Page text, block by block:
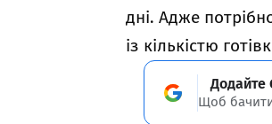
дні. Адже
із кількістю
Додайте
Щоб бачити